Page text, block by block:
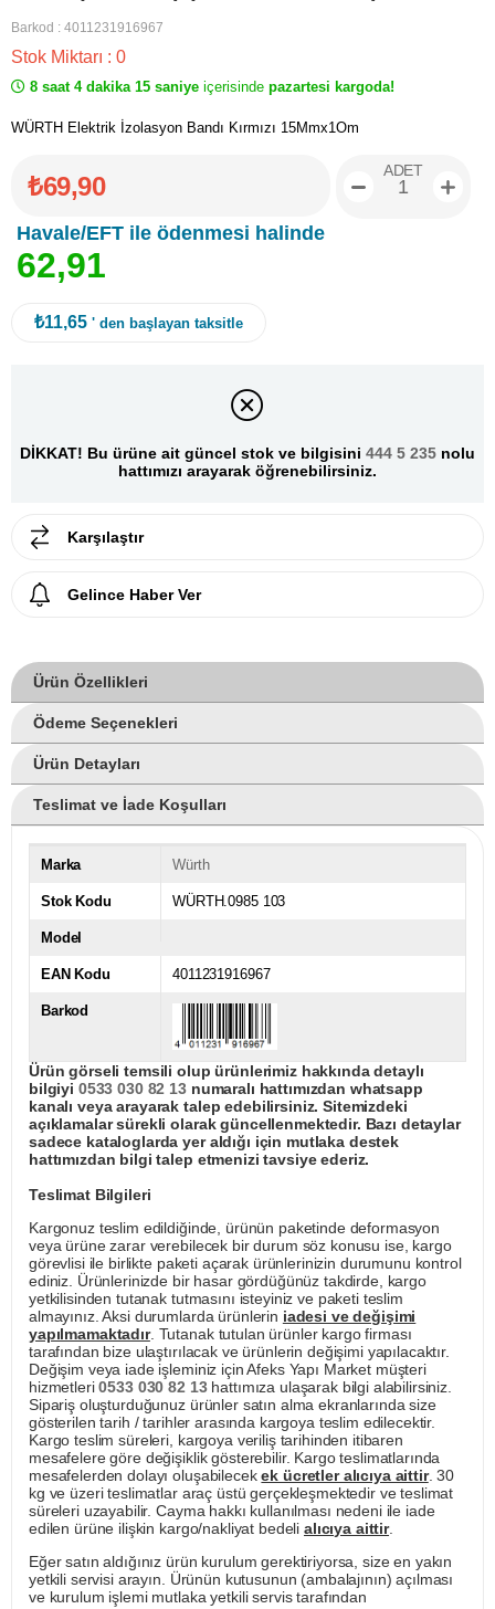
Barkod : 4011231916967
Stok Miktarı : 0
8 saat 4 dakika 15 saniye içerisinde pazartesi kargoda!
WÜRTH Elektrik İzolasyon Bandı Kırmızı 15Mmx1Om
₺69,90
Havale/EFT ile ödenmesi halinde
62,91
ADET
₺11,65 ' den başlayan taksitle
DİKKAT! Bu ürüne ait güncel stok ve bilgisini 444 5 235 nolu
hattımızı arayarak öğrenebilirsiniz.
Karşılaştır
Gelince Haber Ver
Ürün Özellikleri
Ödeme Seçenekleri
Ürün Detayları
Teslimat ve İade Koşulları
Marka Würth
Stok Kodu WÜRTH.0985 103
Model
EAN Kodu 4011231916967
Barkod
Ürün görseli temsili olup ürünlerimiz hakkında detaylı
bilgiyi 0533 030 82 13numaralı hattımızdan whatsapp
kanalı veya arayarak talep edebilirsiniz. Sitemizdeki
açıklamalar sürekli olarak güncellenmektedir. Bazı detaylar
sadece kataloglarda yer aldığı için mutlaka destek
hattımızdan bilgi talep etmenizi tavsiye ederiz.
Teslimat Bilgileri
Kargonuz teslim edildiğinde, ürünün paketinde deformasyon
veya ürüne zarar verebilecek bir durum söz konusu ise, kargo
görevlisi ile birlikte paketi açarak ürünlerinizin durumunu kontrol
ediniz. Ürünlerinizde bir hasar gördüğünüz takdirde, kargo
yetkilisinden tutanak tutmasını isteyiniz ve paketi teslim
almayınız. Aksi durumlarda ürünlerin iadesi ve değişimi
yapılmamaktadır. Tutanak tutulan ürünler kargo firması
tarafından bize ulaştırılacak ve ürünlerin değişimi yapılacaktır.
Değişim veya iade işleminiz için Afeks Yapı Market müşteri
hizmetleri0533 030 82 13hattımıza ulaşarak bilgi alabilirsiniz.
Sipariş oluşturduğunuz ürünler satın alma ekranlarında size
gösterilen tarih / tarihler arasında kargoya teslim edilecektir.
Kargo teslim süreleri, kargoya veriliş tarihinden itibaren
mesafelere göre değişiklik gösterebilir. Kargo teslimatlarında
mesafelerden dolayı oluşabilecekek ücretler alıcıya aittir. 30
kg ve üzeri teslimatlar araç üstü gerçekleşmektedir ve teslimat
süreleri uzayabilir. Cayma hakkı kullanılması nedeni ile iade
edilen ürüne ilişkin kargo/nakliyat bedeli alıcıya aittir.
Eğer satın aldığınız ürün kurulum gerektiriyorsa, size en yakın
yetkili servisi arayın. Ürünün kutusunun (ambalajının) açılması
ve kurulum işlemi mutlaka yetkili servis tarafından